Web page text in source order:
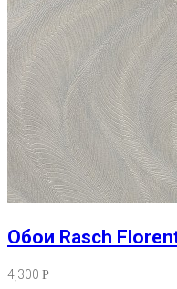
Обои Rasch
4,300 Р